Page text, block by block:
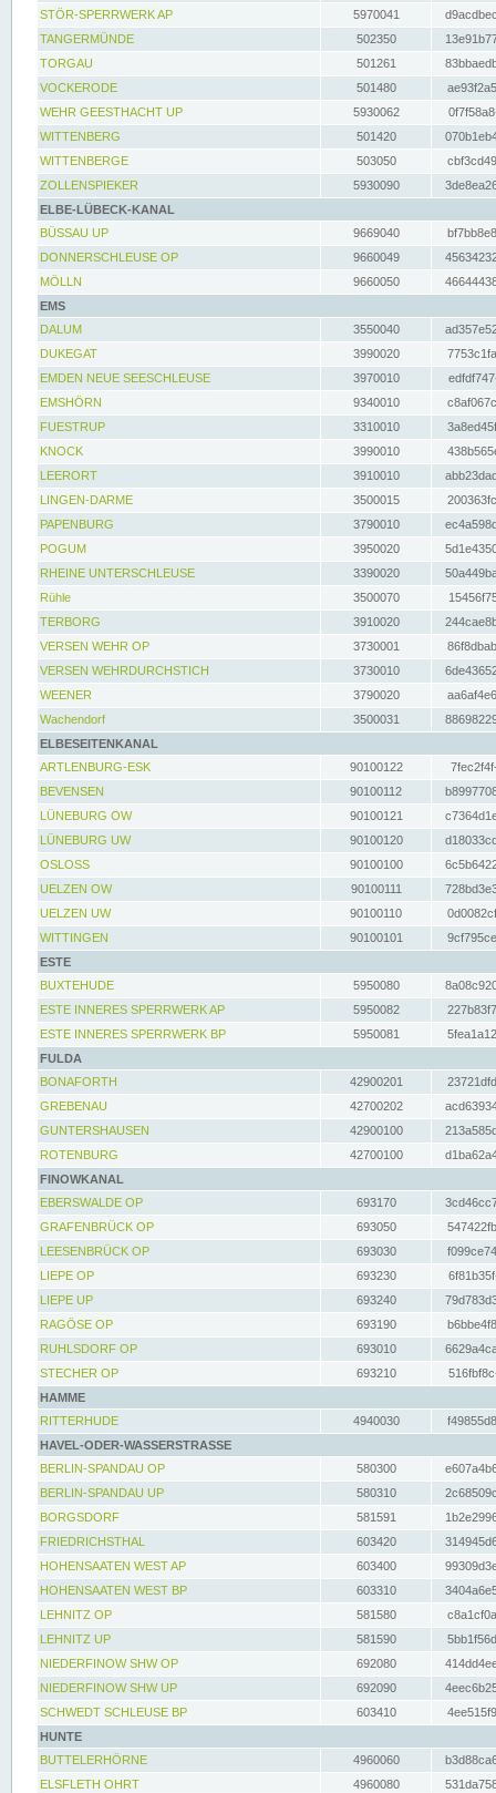
STÖR-SPERRWERK AP 5970041
TANGERMÜNDE
502350
TORGAU
501261
VOCKERODE
501480
WEHR GEESTHACHT UP
5930062
WITTENBERG
501420
WITTENBERGE
503050
ZOLLENSPIEKER
5930090
ELBE-LÜBECK-KANAL
BÜSSAU UP
9669040
DONNERSCHLEUSE OP
9660049
MÖLLN
9660050
EMS
DALUM
3550040
DUKEGAT
3990020
EMDEN NEUE SEESCHLEUSE
3970010
EMSHÖRN
9340010
FUESTRUP
3310010
KNOCK
3990010
LEERORT
3910010
LINGEN-DARME
3500015
PAPENBURG
3790010
POGUM
3950020
RHEINE UNTERSCHLEUSE
3390020
Rühle
3500070
TERBORG
3910020
VERSEN WEHR OP
3730001
VERSEN WEHRDURCHSTICH
3730010
WEENER
3790020
Wachendorf
3500031
ELBESEITENKANAL
ARTLENBURG-ESK
90100122
BEVENSEN
90100112
LÜNEBURG OW
90100121
LÜNEBURG UW
90100120
OSLOSS
90100100
UELZEN OW
90100111
UELZEN UW
90100110
WITTINGEN
90100101
ESTE
BUXTEHUDE
5950080
ESTE INNERES SPERRWERK AP
5950082
ESTE INNERES SPERRWERK BP
5950081
FULDA
BONAFORTH
42900201
GREBENAU
42700202
GUNTERSHAUSEN
42900100
ROTENBURG
42700100
FINOWKANAL
EBERSWALDE OP
693170
GRAFENBRÜCK OP
693050
LEESENBRÜCK OP
693030
LIEPE OP
693230
LIEPE UP
693240
RAGÖSE OP
693190
RUHLSDORF OP
693010
STECHER OP
693210
HAMME
RITTERHUDE
4940030
HAVEL-ODER-WASSERSTRASSE
BERLIN-SPANDAU OP
580300
BERLIN-SPANDAU UP
580310
BORGSDORF
581591
FRIEDRICHSTHAL
603420
HOHENSAATEN WEST AP
603400
HOHENSAATEN WEST BP
603310
LEHNITZ OP
581580
LEHNITZ UP
581590
NIEDERFINOW SHW OP
692080
NIEDERFINOW SHW UP
692090
SCHWEDT SCHLEUSE BP
603410
HUNTE
BUTTELERHÖRNE
4960060
ELSFLETH OHRT
4960080